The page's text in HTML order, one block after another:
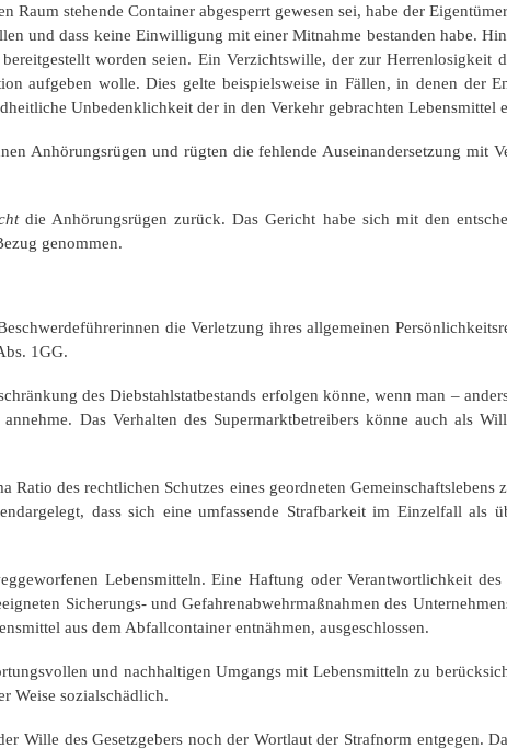
stehende Container abgesperrt gewesen sei, habe der
und dass keine Einwilligung mit einer Mitnahme bestanden habe.
worden seien. Ein Verzichtswille, der zur Herrenlosigkeit
aufgeben wolle. Dies gelte beispielsweise in Fällen, in denen der
Unbedenklichkeit der in den Verkehr gebrachten Lebensmittel
Anhörungsrügen und rügten die fehlende Auseinandersetzung mit
die Anhörungsrügen zurück. Das Gericht habe sich mit den
genommen.
die Verletzung ihres allgemeinen
1GG.
des Diebstahlstatbestands erfolgen könne, wenn man –
Das Verhalten des Supermarktbetreibers könne auch als
des rechtlichen Schutzes eines geordneten Gemeinschaftslebens
dass sich eine umfassende Strafbarkeit im Einzelfall als
Lebensmitteln. Eine Haftung oder Verantwortlichkeit
Sicherungs- und Gefahrenabwehrmaßnahmen des
aus dem Abfallcontainer entnähmen, ausgeschlossen.
und nachhaltigen Umgangs mit Lebensmitteln zu
Weise sozialschädlich.
Wille des Gesetzgebers noch der Wortlaut der Strafnorm entgegen.